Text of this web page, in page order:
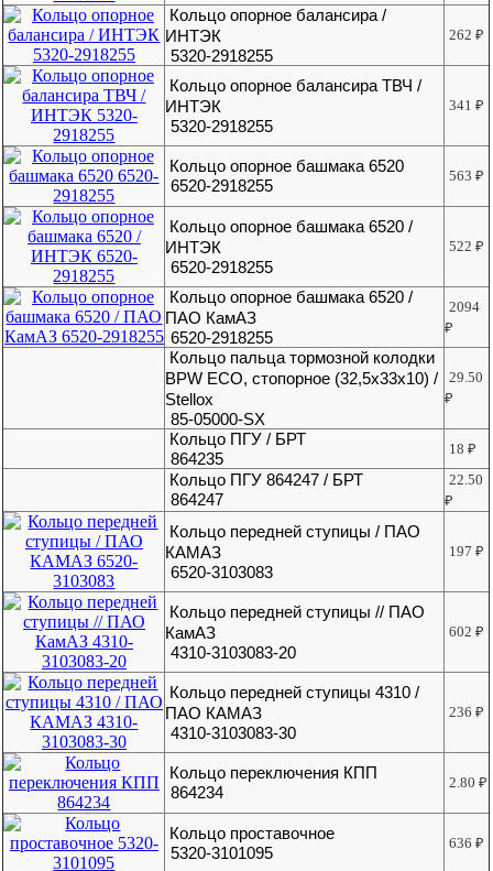
Кольцо опорное балансира /
ИНТЭК
5320-2918255
262₽
Кольцо опорное балансира ТВЧ /
ИНТЭК
5320-2918255
341₽
Кольцо опорное башмака 6520
6520-2918255
563₽
Кольцо опорное башмака 6520 /
ИНТЭК
6520-2918255
522₽
Кольцо опорное башмака 6520 /
ПАО КамАЗ
6520-2918255
2094
₽
Кольцо пальца тормозной колодки
BPW ЕСО, стопорное (32,5x33x10) /
Stellox
85-05000-SX
29.50
₽
Кольцо ПГУ / БРТ
864235
18₽
Кольцо ПГУ 864247 / БРТ
864247
22.50
₽
Кольцо передней ступицы / ПАО
КАМАЗ
6520-3103083
197₽
Кольцо передней ступицы // ПАО
КамАЗ
4310-3103083-20
602₽
Кольцо передней ступицы 4310 /
ПАО КАМАЗ
4310-3103083-30
236₽
Кольцо переключения КПП
864234
2.80₽
Кольцо проставочное
5320-3101095
636₽